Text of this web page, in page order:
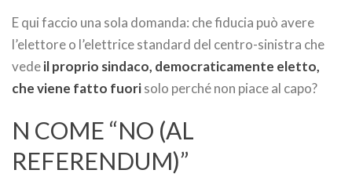
E qui faccio una sola domanda: che fiducia può avere
l’elettore o l’elettrice standard del centro-sinistra che
vedeil proprio sindaco, democraticamente eletto,
che viene fatto fuorisolo perché non piace al capo?
N COME “NO (AL
REFERENDUM)”